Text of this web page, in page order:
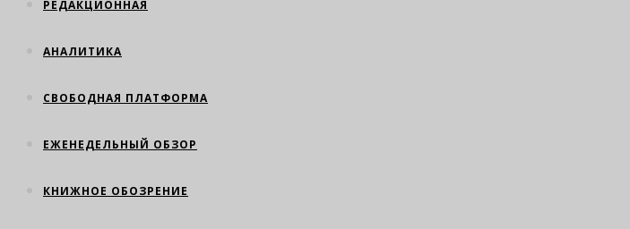
РЕДАКЦИОННАЯ
АНАЛИТИКА
СВОБОДНАЯ ПЛАТФОРМА
ЕЖЕНЕДЕЛЬНЫЙ ОБЗОР
КНИЖНОЕ ОБОЗРЕНИЕ